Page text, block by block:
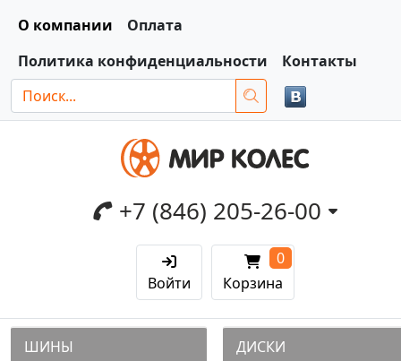
О компании
Оплата
Политика конфиденциальности
Контакты
+7 (846) 205-26-00
Войти Корзина
0
ШИНЫ ДИСКИ